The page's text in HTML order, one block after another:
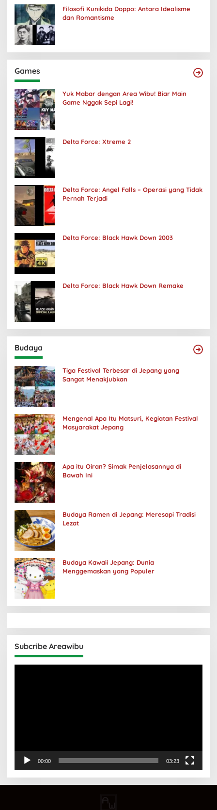
Filosofi Kunikida Doppo: Antara Idealisme
dan Romantisme
Games
Yuk Mabar dengan Area Wibu! Biar Main
Game Nggak Sepi Lagi!
Delta Force: Xtreme 2
Delta Force: Angel Falls – Operasi yang Tidak
Pernah Terjadi
Delta Force: Black Hawk Down 2003
Delta Force: Black Hawk Down Remake
Budaya
Tiga Festival Terbesar di Jepang yang
Sangat Menakjubkan
Mengenal Apa Itu Matsuri, Kegiatan Festival
Masyarakat Jepang
Apa itu Oiran? Simak Penjelasannya di
Bawah Ini
Budaya Ramen di Jepang: Meresapi Tradisi
Lezat
Budaya Kawaii Jepang: Dunia
Menggemaskan yang Populer
Subcribe Areawibu
00:00 03:23